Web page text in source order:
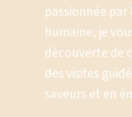
passionnée
humaine, je
découverte de
des visites
saveurs et en